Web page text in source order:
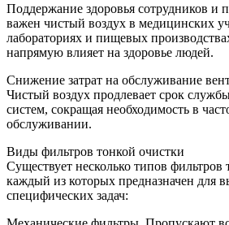
Поддержание здоровья сотрудников и
важен чистый воздух в медицинских
лабораториях и пищевых
напрямую влияет на здоровье людей.
Снижение затрат на обслуживание
Чистый воздух продлевает срок
систем, сокращая необходимость в
обслуживании.
Виды фильтров тонкой очистки
Существует несколько типов фильтров
каждый из которых предназначен для
специфических задач: